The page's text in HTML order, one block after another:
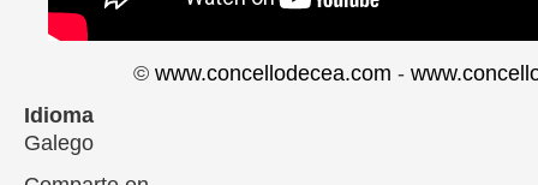
© www.concellodecea.com -
Idioma
Galego